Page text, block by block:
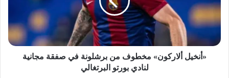
«أنخيل ألاركون» مخطوف من برشلونة في صفقة مجانية
لنادي بورتو البرتغالي